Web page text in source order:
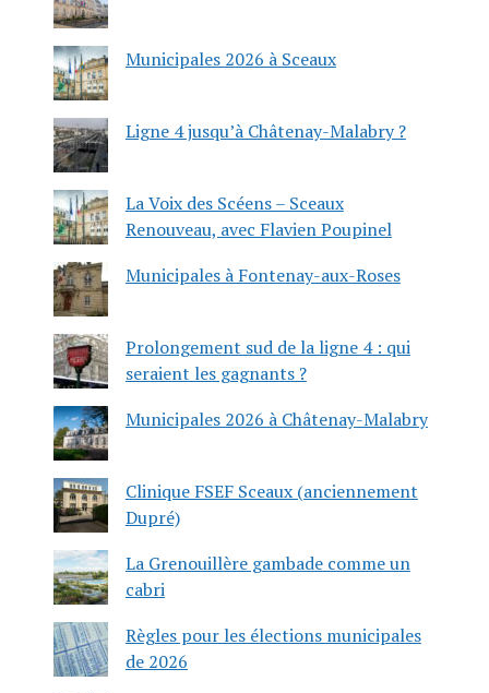
Municipales 2026 à Sceaux
Ligne 4 jusqu’à Châtenay-Malabry ?
La Voix des Scéens – Sceaux
Renouveau, avec Flavien Poupinel
Municipales à Fontenay-aux-Roses
Prolongement sud de la ligne 4 : qui
seraient les gagnants ?
Municipales 2026 à Châtenay-Malabry
Clinique FSEF Sceaux (anciennement
Dupré)
La Grenouillère gambade comme un
cabri
Règles pour les élections municipales
de 2026